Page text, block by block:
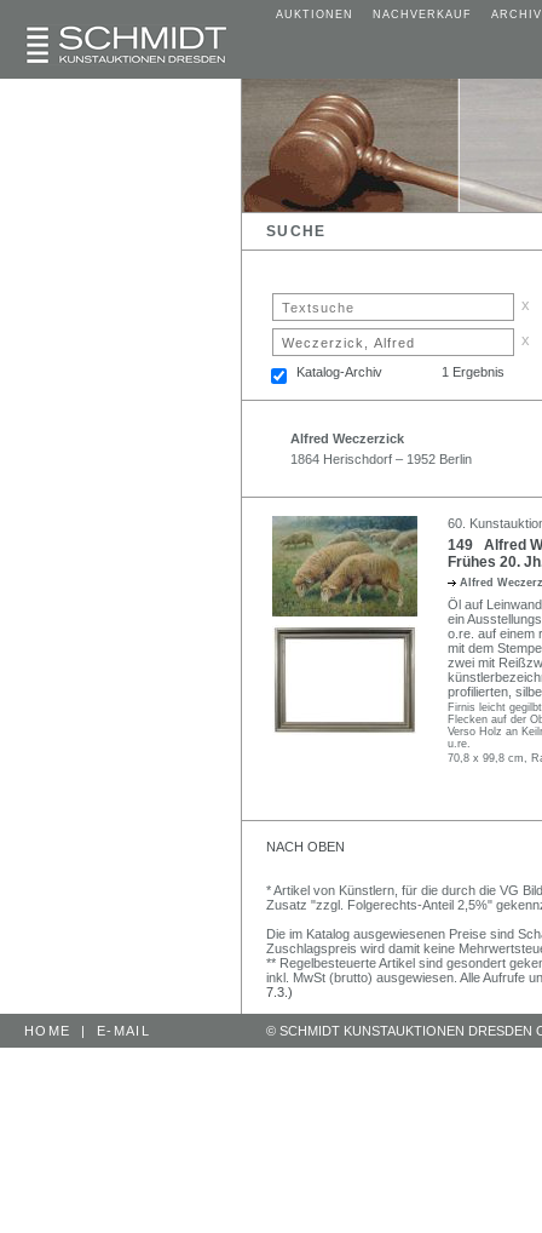
AUKTIONEN NACHVERKAUF ARCHIV
SUCHE
x
x
Katalog-Archiv 1 Ergebnis
Alfred Weczerzick
1864 Herischdorf – 1952 Berlin
60.
149 Alfred
Frühes 20.
Alfred
Öl auf
ein
o.re. auf einem
mit dem
zwei mit
profilierten,
Firnis leicht
Flecken auf der
Verso Holz an
u.re.
70,8 x 99,8 cm,
NACH OBEN
* Artikel von Künstlern, für die durch die VG
Zusatz "zzgl. Folgerechts-Anteil 2,5%"
Die im Katalog ausgewiesenen Preise sind
Zuschlagspreis wird damit keine
** Regelbesteuerte Artikel sind gesondert
inkl. MwSt (brutto) ausgewiesen. Alle Aufrufe
7.3.)
HOME | E-MAIL © SCHMIDT KUNSTAUKTIONEN DRESDEN